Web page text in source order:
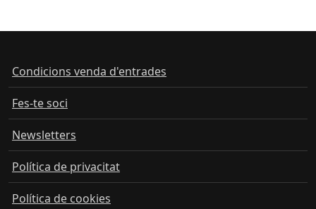
Condicions venda d'entrades
Fes-te soci
Newsletters
Política de privacitat
Política de cookies